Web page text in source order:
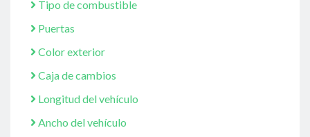
Tipo de combustible
Puertas
Color exterior
Caja de cambios
Longitud del vehículo
Ancho del vehículo